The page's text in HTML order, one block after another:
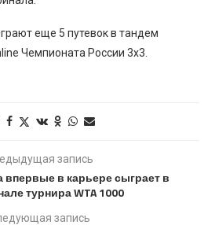
еще 5 путевок в тандем
Чемпионата России 3х3.
запись
в карьере сыграет в
турнира WTA 1000
запись